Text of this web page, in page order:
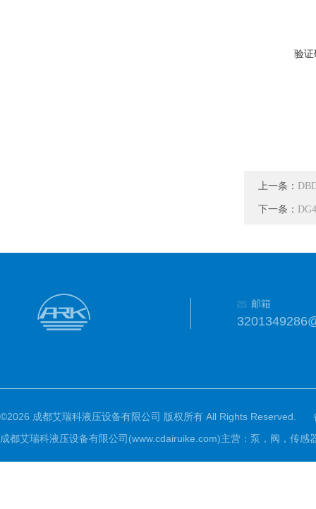
验
上一条：
下一条：
邮箱
©2026 成都艾瑞科液压设备有限公司 版权所有 All Rights Reserved.
成都艾瑞科液压设备有限公司(www.cdairuike.com)主营：泵，阀，传